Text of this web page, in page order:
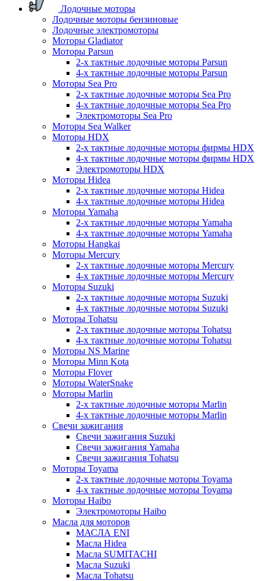
Лодочные моторы
Лодочные моторы бензиновые
Лодочные электромоторы
Моторы Gladiator
Моторы Parsun
2-х тактные лодочные моторы Parsun
4-х тактные лодочные моторы Parsun
Моторы Sea Pro
2-х тактные лодочные моторы Sea Pro
4-х тактные лодочные моторы Sea Pro
Электромоторы Sea Pro
Моторы Sea Walker
Моторы HDX
2-х тактные лодочные моторы фирмы HDX
4-х тактные лодочные моторы фирмы HDX
Электромоторы HDX
Моторы Hidea
2-х тактные лодочные моторы Hidea
4-х тактные лодочные моторы Hidea
Моторы Yamaha
2-х тактные лодочные моторы Yamaha
4-х тактные лодочные моторы Yamaha
Моторы Hangkai
Моторы Mercury
2-х тактные лодочные моторы Mercury
4-х тактные лодочные моторы Mercury
Моторы Suzuki
2-х тактные лодочные моторы Suzuki
4-х тактные лодочные моторы Suzuki
Моторы Tohatsu
2-х тактные лодочные моторы Tohatsu
4-х тактные лодочные моторы Tohatsu
Моторы NS Marine
Моторы Minn Kota
Моторы Flover
Моторы WaterSnake
Моторы Marlin
2-х тактные лодочные моторы Marlin
4-х тактные лодочные моторы Marlin
Свечи зажигания
Свечи зажигания Suzuki
Свечи зажигания Yamaha
Свечи зажигания Tohatsu
Моторы Toyama
2-х тактные лодочные моторы Toyama
4-х тактные лодочные моторы Toyama
Моторы Haibo
Электромоторы Haibo
Масла для моторов
МАСЛА ENI
Масла Hidea
Масла SUMITACHI
Масла Suzuki
Масла Tohatsu